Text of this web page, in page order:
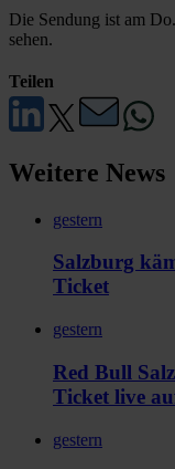
Die Sendung ist am
sehen.
Teilen
Weitere News
gestern
Salzburg
Ticket
gestern
Red Bull
Ticket live
gestern